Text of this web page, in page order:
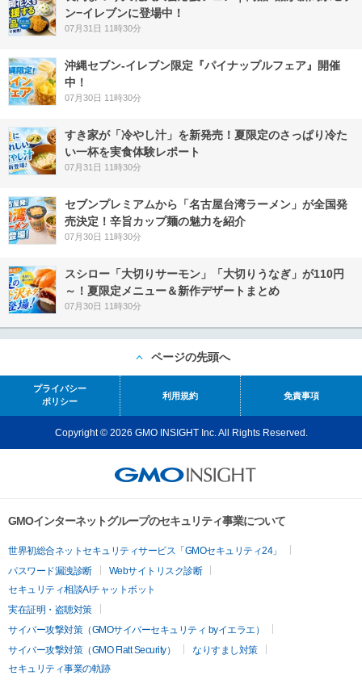
ン−イレブンに登場中！
07月31日 11時30分
沖縄セブン‐イレブン限定『パイナップルフェア』開催
中！
07月30日 11時30分
すき家が「冷やし汁」を新発売！夏限定のさっぱり冷た
い一杯を実食体験レポート
07月31日 11時30分
セブンプレミアムから「名古屋台湾ラーメン」が全国発
売決定！辛旨カップ麺の魅力を紹介
07月30日 11時30分
スシロー「大切りサーモン」「大切りうなぎ」が110円
～！夏限定メニュー＆新作デザートまとめ
07月30日 11時30分
ページの先頭へ
プライバシー
ポリシー
利用規約 免責事項
Copyright © 2026 GMO INSIGHT Inc. All Rights Reserved.
GMOインターネットグループのセキュリティ事業について
世界初総合ネットセキュリティサービス「GMOセキュリティ24」
パスワード漏洩診断
Webサイトリスク診断
セキュリティ相談AIチャットボット
実在証明・盗聴対策
サイバー攻撃対策（GMOサイバーセキュリティ byイエラエ）
サイバー攻撃対策（GMO Flatt Security）
なりすまし対策
セキュリティ事業の軌跡